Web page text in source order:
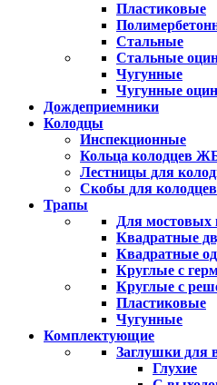
Пластиковые
Стальные
Стальные
Чугунные
Чугунные
Дождеприемники
Колодцы
Инспекционные
Кольца колодцев
Лестницы для
Скобы для колодцев
Трапы
Для мостовых
Квадратные
Квадратные
Круглые с
Круглые с
Пластиковые
Чугунные
Комплектующие
Заглушки для
Глухие